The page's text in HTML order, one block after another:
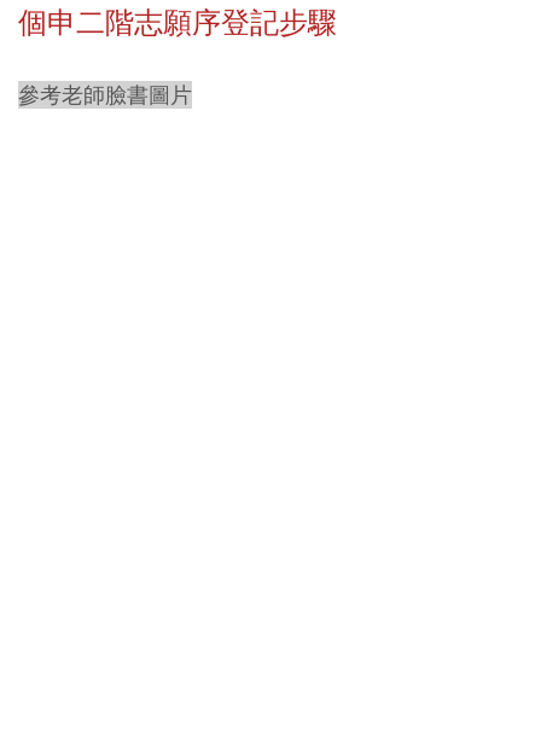
個申二階志願序登記步驟
參考老師臉書圖片